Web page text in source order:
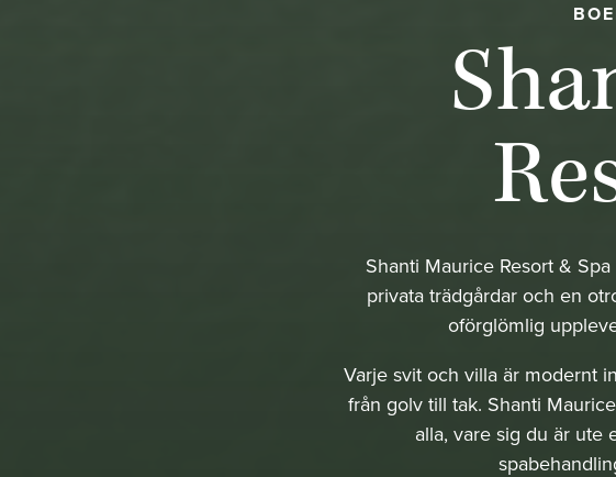
Shanti Maurice Resort &
privata trädgårdar och en
oförglömlig
Varje svit och villa är modernt
från golv till tak. Shanti
alla, vare sig du är ute